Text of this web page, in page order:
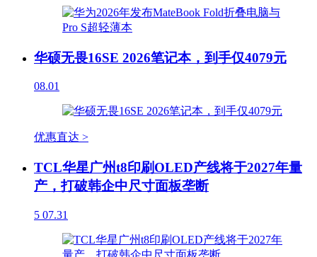
华硕无畏16SE 2026笔记本，到手仅4079元
08.01
优惠直达 >
TCL华星广州t8印刷OLED产线将于2027年量
产，打破韩企中尺寸面板垄断
5 07.31